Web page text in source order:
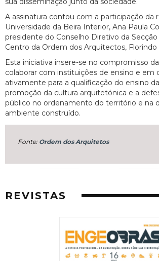
A assinatura contou com a participação da
Universidade da Beira Interior, Ana Paula
presidente do Conselho Diretivo da
Centro da Ordem dos Arquitectos, Florindo
Esta iniciativa insere-se no compromisso
colaborar com instituições de ensino e em
ativamente para a qualificação do ensino
promoção da cultura arquitetónica e a
público no ordenamento do território e na
ambiente construído.
Fonte: Ordem dos Arquitetos
REVISTAS